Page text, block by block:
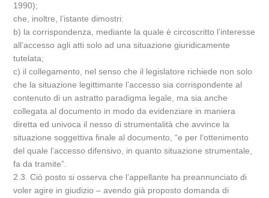
1990);
che, inoltre, l’istante dimostri:
b) la corrispondenza, mediante la quale è circoscritto l’interesse
all’accesso agli atti solo ad una situazione giuridicamente
tutelata;
c) il collegamento, nel senso che il legislatore richiede non solo
che la situazione legittimante l’accesso sia corrispondente al
contenuto di un astratto paradigma legale, ma sia anche
collegata al documento in modo da evidenziare in maniera
diretta ed univoca il nesso di strumentalità che avvince la
situazione soggettiva finale al documento, “e per l’ottenimento
del quale l’accesso difensivo, in quanto situazione strumentale,
fa da tramite”.
2.3. Ciò posto si osserva che l’appellante ha preannunciato di
voler agire in giudizio – avendo già proposto domanda di